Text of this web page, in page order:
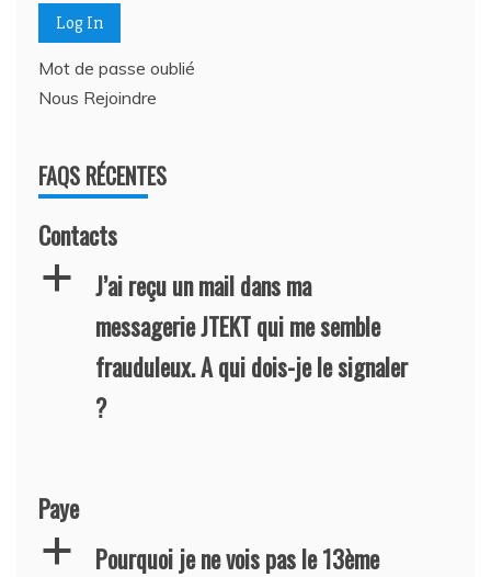
Mot de passe oublié
Nous Rejoindre
FAQS RÉCENTES
Contacts
a
J’ai reçu un mail dans ma
messagerie JTEKT qui me semble
frauduleux. A qui dois-je le signaler
?
Paye
a
Pourquoi je ne vois pas le 13ème